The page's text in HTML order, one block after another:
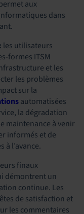
aux
dans
les utilisateurs
formes ITSM
et les
les problèmes
sur la
automatisées
la dégradation
maintenance à venir
informés et de
à l’avance.
finaux
démontrent un
continue. Les
de satisfaction et
les commentaires